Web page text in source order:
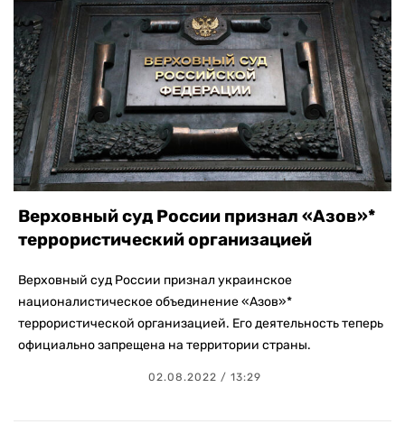
Верховный суд России признал «Азов»*
террористический организацией
Верховный суд России признал украинское
националистическое объединение «Азов»*
террористической организацией. Его деятельность теперь
официально запрещена на территории страны.
02.08.2022 / 13:29